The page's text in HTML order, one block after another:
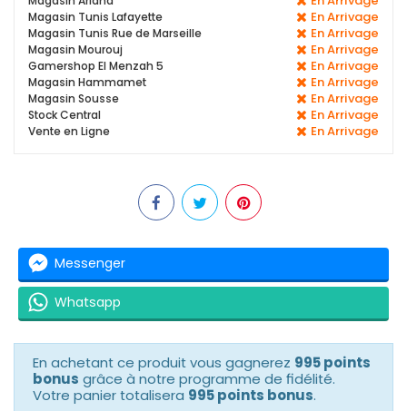
Magasin Tunis Lafayette En Arrivage
Magasin Tunis Rue de Marseille En Arrivage
Magasin Mourouj En Arrivage
Gamershop El Menzah 5 En Arrivage
Magasin Hammamet En Arrivage
Magasin Sousse En Arrivage
Stock Central En Arrivage
Vente en Ligne En Arrivage
Messenger
Whatsapp
En achetant ce produit vous gagnerez 995 points
bonus grâce à notre programme de fidélité.
Votre panier totalisera 995 points bonus.